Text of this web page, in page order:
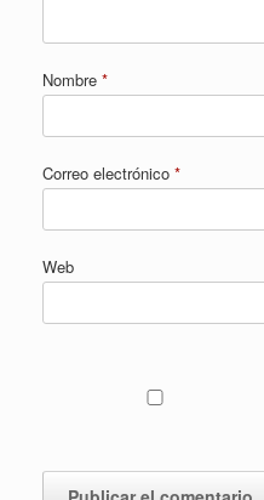
Nombre *
Correo electrónico *
Web